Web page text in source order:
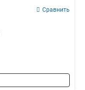
Сравнить